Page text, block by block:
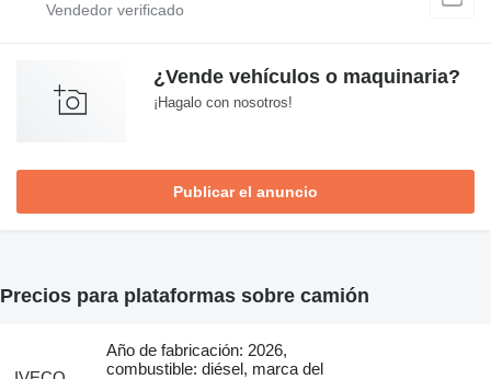
¿Vende vehículos o maquinaria?
¡Hagalo con nosotros!
Publicar el anuncio
Precios para plataformas sobre camión
Año de fabricación: 2026,
combustible: diésel, marca del